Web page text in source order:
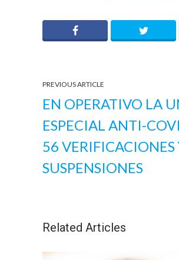
PREVIOUS ARTICLE
EN OPERATIVO LA
ESPECIAL ANTI-
56 VERIFICACIONES
SUSPENSIONES
Related Articles